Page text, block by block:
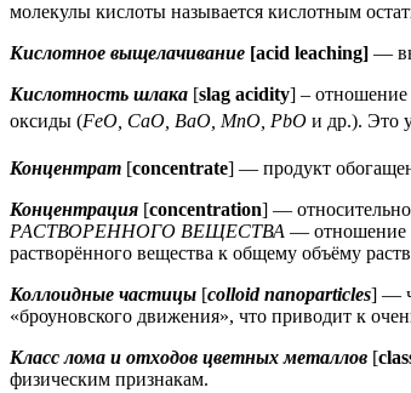
молекулы кислоты называется кислотным
Кислотное выщелачивание [acid leaching] —
Кислотность шлака [slag acidity] – отношение
оксиды (FeO, CaO, BaO, MnO, PbO и др.). Это
Концентрат [concentrate] — продукт
Концентрация [concentration] —
РАСТВОРЕННОГО ВЕЩЕСТВА — отношение
растворённого вещества к общему объёму
Коллоидные частицы [colloid nanoparticles] —
«броуновского движения», что приводит к
Класс лома и отходов цветных металлов [
физическим признакам.